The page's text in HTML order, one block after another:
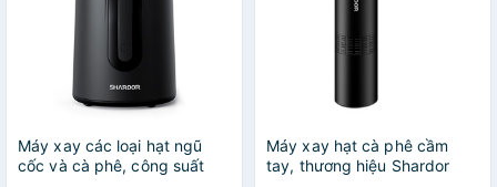
Máy xay các loại hạt ngũ
cốc và cà phê, công suất
Máy xay hạt cà phê cầm
tay, thương hiệu Shardor